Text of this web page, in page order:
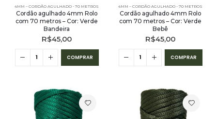
4MM – CORDÃO AGULHADO - 70 METROS
Cordão agulhado 4mm Rolo
com 70 metros – Cor: Verde
Bandeira
R$45,00
COMPRAR
4MM – CORDÃO AGULHADO - 70 METROS
Cordão agulhado 4mm Rolo
com 70 metros – Cor: Verde
Bebê
R$45,00
COMPRAR